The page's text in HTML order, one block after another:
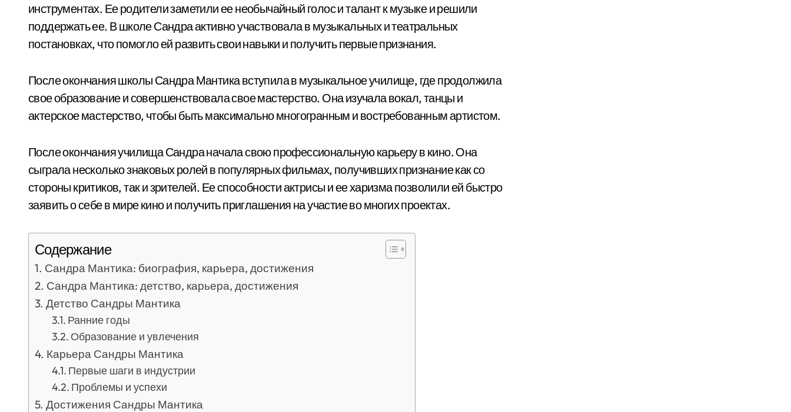
инструментах. Ее родители заметили ее необычайный голос и талант к музыке и решили
поддержать ее. В школе Сандра активно участвовала в музыкальных и театральных
постановках, что помогло ей развить свои навыки и получить первые признания.
После окончания школы Сандра Мантика вступила в музыкальное училище, где продолжила
свое образование и совершенствовала свое мастерство. Она изучала вокал, танцы и
актерское мастерство, чтобы быть максимально многогранным и востребованным артистом.
После окончания училища Сандра начала свою профессиональную карьеру в кино. Она
сыграла несколько знаковых ролей в популярных фильмах, получивших признание как со
стороны критиков, так и зрителей. Ее способности актрисы и ее харизма позволили ей быстро
заявить о себе в мире кино и получить приглашения на участие во многих проектах.
Содержание
Сандра Мантика: биография, карьера, достижения
Сандра Мантика: детство, карьера, достижения
Детство Сандры Мантика
Ранние годы
Образование и увлечения
Карьера Сандры Мантика
Первые шаги в индустрии
Проблемы и успехи
Достижения Сандры Мантика